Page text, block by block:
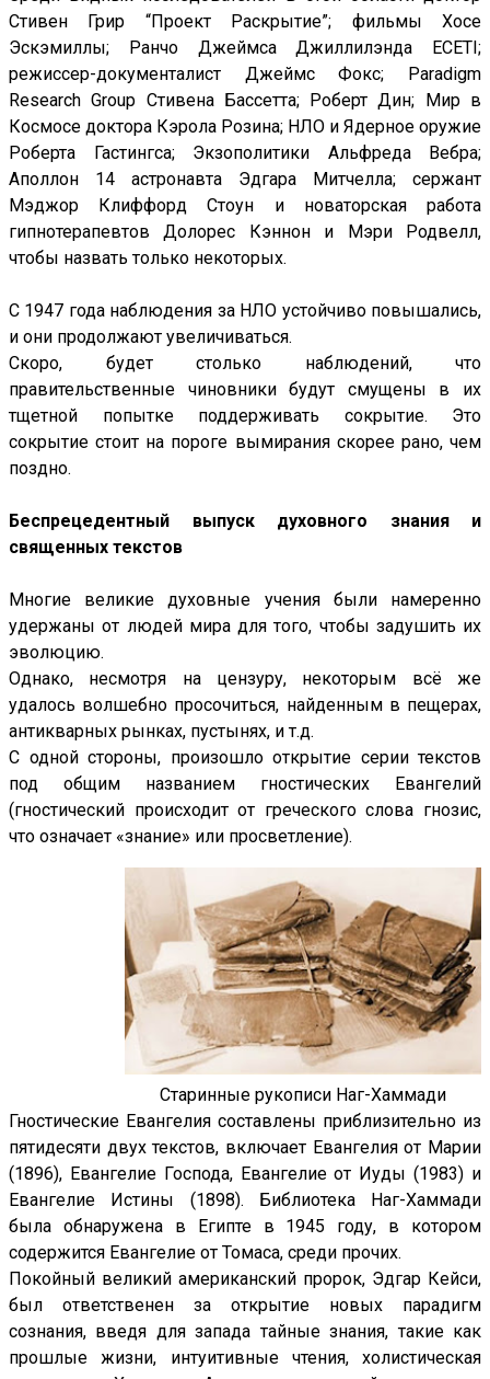
Стивен Грир “Проект Раскрытие”; фильмы Хосе
Эскэмиллы; Ранчо Джеймса Джиллилэнда ECETI;
режиссер-документалист Джеймс Фокс; Paradigm
Research Group Стивена Бассетта; Роберт Дин; Мир в
Космосе доктора Кэрола Розина; НЛО и Ядерное оружие
Роберта Гастингса; Экзополитики Альфреда Вебра;
Аполлон 14 астронавта Эдгара Митчелла; сержант
Мэджор Клиффорд Стоун и новаторская работа
гипнотерапевтов Долорес Кэннон и Мэри Родвелл,
чтобы назвать только некоторых.
С 1947 года наблюдения за НЛО устойчиво повышались,
и они продолжают увеличиваться.
Скоро, будет столько наблюдений, что
правительственные чиновники будут смущены в их
тщетной попытке поддерживать сокрытие. Это
сокрытие стоит на пороге вымирания скорее рано, чем
поздно.
Беспрецедентный выпуск духовного знания и
священных текстов
Многие великие духовные учения были намеренно
удержаны от людей мира для того, чтобы задушить их
эволюцию.
Однако, несмотря на цензуру, некоторым всё же
удалось волшебно просочиться, найденным в пещерах,
антикварных рынках, пустынях, и т.д.
С одной стороны, произошло открытие серии текстов
под общим названием гностических Евангелий
(гностический происходит от греческого слова гнозис,
что означает «знание» или просветление).
Старинные рукописи Наг-Хаммади
Гностические Евангелия составлены приблизительно из
пятидесяти двух текстов, включает Евангелия от Марии
(1896), Евангелие Господа, Евангелие от Иуды (1983) и
Евангелие Истины (1898). Библиотека Наг-Хаммади
была обнаружена в Египте в 1945 году, в котором
содержится Евангелие от Томаса, среди прочих.
Покойный великий американский пророк, Эдгар Кейси,
был ответственен за открытие новых парадигм
сознания, введя для запада тайные знания, такие как
прошлые жизни, интуитивные чтения, холистическая